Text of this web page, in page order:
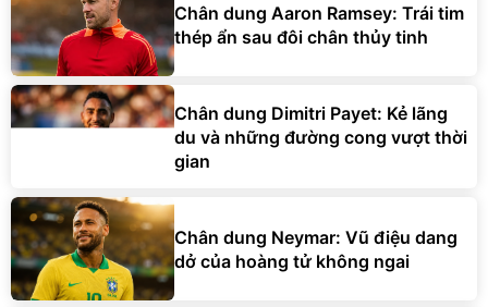
Chân dung Aaron Ramsey: Trái tim
thép ẩn sau đôi chân thủy tinh
Chân dung Dimitri Payet: Kẻ lãng
du và những đường cong vượt thời
gian
Chân dung Neymar: Vũ điệu dang
dở của hoàng tử không ngai